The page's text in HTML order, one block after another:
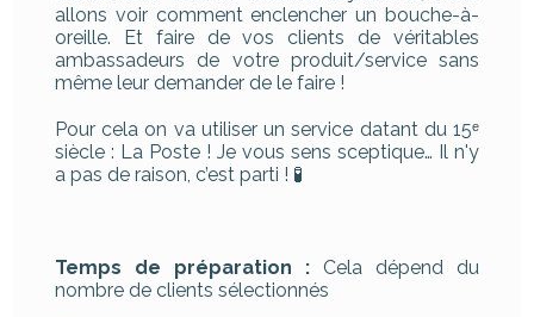
allons voir comment enclencher un bouche-à-
oreille. Et faire de vos clients de véritables
ambassadeurs de votre produit/service sans
même leur demander de le faire !
Pour cela on va utiliser un service datant du 15ᵉ
siècle : La Poste ! Je vous sens sceptique… Il n'y
a pas de raison, c’est parti ! 🧪
Temps de préparation : Cela dépend du
nombre de clients sélectionnés